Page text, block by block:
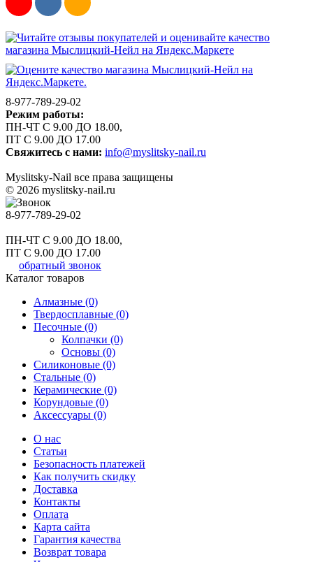
8-977-789-29-02
Режим работы:
ПН-ЧТ С 9.00 ДО 18.00,
ПТ С 9.00 ДО 17.00
Свяжитесь с нами: info@myslitsky-nail.ru
Myslitsky-Nail все права защищены
© 2026 myslitsky-nail.ru
8-977-789-29-02
ПН-ЧТ С 9.00 ДО 18.00,
ПТ С 9.00 ДО 17.00
обратный звонок
Каталог товаров
Алмазные (0)
Твердосплавные (0)
Песочные (0)
Колпачки (0)
Основы (0)
Силиконовые (0)
Стальные (0)
Керамические (0)
Корундовые (0)
Аксессуары (0)
О нас
Статьи
Безопасность платежей
Как получить скидку
Доставка
Контакты
Оплата
Карта сайта
Гарантия качества
Возврат товара